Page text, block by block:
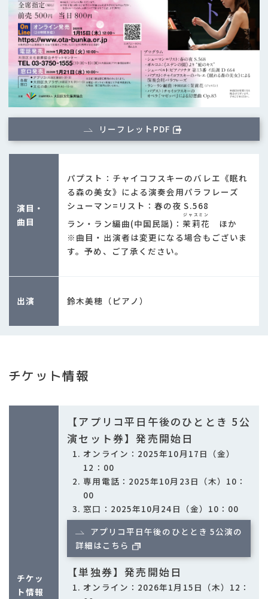
リーフレットPDF
演目・
曲目
パプスト：チャイコフスキーのバレエ《眠れ
る森の美女》による演奏会用パラフレーズ
シューマン=リスト：春の夜 S.568
ラン・ラン編曲(中国民謡)： 茉莉花
ジャスミン
ほか
※曲目・出演者は変更になる場合もございま
す。予め、ご了承ください。
出演 鈴木美穂（ピアノ）
チケット情報
チケッ
ト情報
【アプリコ平日午後のひととき 5公
演セット券】発売開始日
オンライン：2025年10月17日（金）
12：00
専用電話：2025年10月23日（木）10：
00
窓口：2025年10月24日（金）10：00
アプリコ平日午後のひととき 5公演の
詳細はこちら
【単独券】発売開始日
オンライン：2026年1月15日（木）12：